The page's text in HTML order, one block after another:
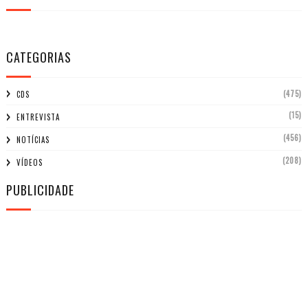
CATEGORIAS
CDS (475)
ENTREVISTA (15)
NOTÍCIAS (456)
VÍDEOS (208)
PUBLICIDADE